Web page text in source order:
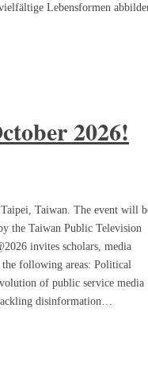
Lebensformen
2026!
Taiwan. The event will
the Taiwan Public Television
invites scholars, media
the following areas: Political
of public service media
disinformation…